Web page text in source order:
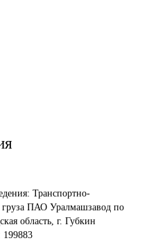
Транспортно-
груза ПАО Уралмашзавод по
область, г. Губкин
199883